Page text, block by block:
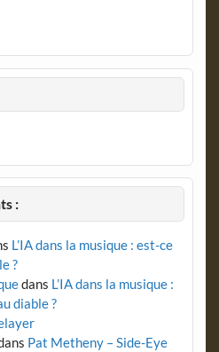
:
L’IA dans la musique : est-ce
?
dans L’IA dans la musique :
diable ?
Pat Metheny – Side-Eye